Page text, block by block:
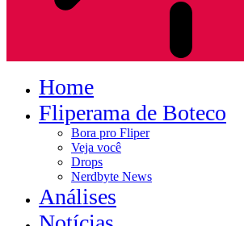
Home
Fliperama de Boteco
Bora pro Fliper
Veja você
Drops
Nerdbyte News
Análises